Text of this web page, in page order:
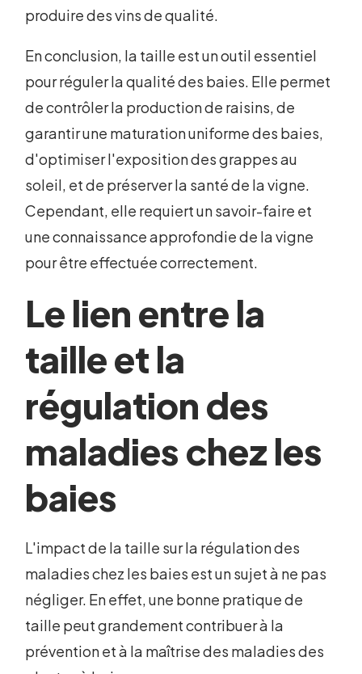
produire des vins de qualité.
En conclusion, la taille est un outil essentiel
pour réguler la qualité des baies. Elle permet
de contrôler la production de raisins, de
garantir une maturation uniforme des baies,
d'optimiser l'exposition des grappes au
soleil, et de préserver la santé de la vigne.
Cependant, elle requiert un savoir-faire et
une connaissance approfondie de la vigne
pour être effectuée correctement.
Le lien entre la
taille et la
régulation des
maladies chez les
baies
L'impact de la taille sur la régulation des
maladies chez les baies est un sujet à ne pas
négliger. En effet, une bonne pratique de
taille peut grandement contribuer à la
prévention et à la maîtrise des maladies des